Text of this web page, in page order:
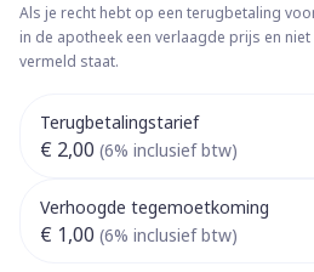
Als je recht hebt op een terugbetaling
in de apotheek een verlaagde prijs en
vermeld staat.
Terugbetalingstarief
€ 2,00 (6% inclusief btw)
Verhoogde tegemoetkoming
€ 1,00 (6% inclusief btw)